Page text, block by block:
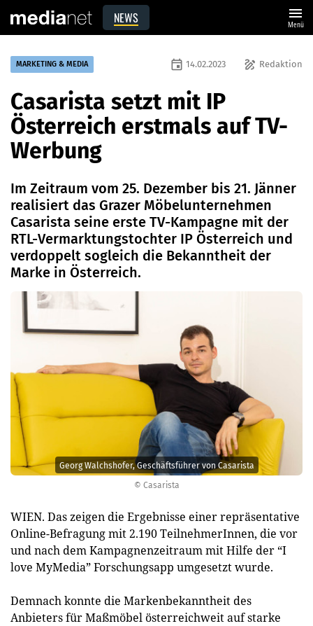
NEWS menu
Menü
© Casarista
Georg Walchshofer, Geschäftsführer von Casarista
MARKETING & MEDIA draw Redaktion
event 14.02.2023
Casarista setzt mit IP
Österreich erstmals auf TV-
Werbung
Im Zeitraum vom 25. Dezember bis 21. Jänner
realisiert das Grazer Möbelunternehmen
Casarista seine erste TV-Kampagne mit der
RTL-Vermarktungstochter IP Österreich und
verdoppelt sogleich die Bekanntheit der
Marke in Österreich.
WIEN. Das zeigen die Ergebnisse einer repräsentative
Online-Befragung mit 2.190 TeilnehmerInnen, die vor
und nach dem Kampagnenzeitraum mit Hilfe der “I
love MyMedia” Forschungsapp umgesetzt wurde.
Demnach konnte die Markenbekanntheit des
Anbieters für Maßmöbel österreichweit auf starke